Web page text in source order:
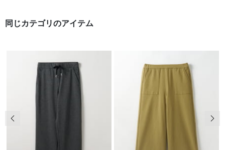
同じカテゴリのアイテム
前の画像